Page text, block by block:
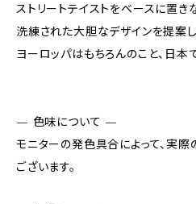
ストリートテイストをベースに置き
洗練された大胆なデザインを提案し
ヨーロッパはもちろんのこと、日本
— 色味について —
モニターの発色具合によって、実
ございます。